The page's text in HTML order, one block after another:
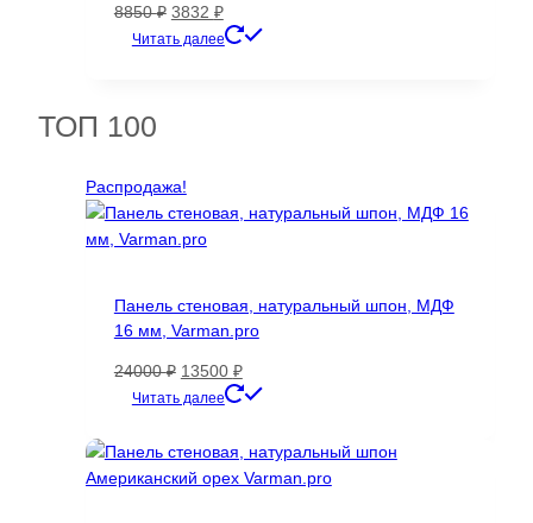
8850₽ Первоначальная
цена
3832 ₽Текущая
цена:
Читать далее
ТОП 100
Распродажа!
Панель стеновая, натуральный шпон, МДФ
16 мм, Varman.pro
24000₽ Первоначальная
цена
24000 ₽.
13500 ₽Текущая
цена:
Читать далее
имеет
несколько